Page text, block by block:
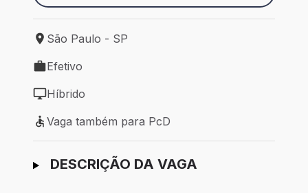
Local de trabalho: São Paulo - SP
São Paulo - SP
Tipo de vaga: Efetivo
Efetivo
Modelo de trabalho: Híbrido
Híbrido
Vaga também para PcD
Vaga também para PcD
Ir para candidatura
DESCRIÇÃO DA VAGA